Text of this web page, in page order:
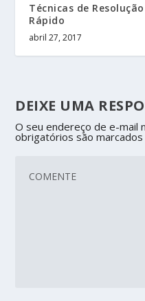
Técnicas de
Rápido
abril 27, 2017
DEIXE UMA
O seu endereço de e-mail
obrigatórios são